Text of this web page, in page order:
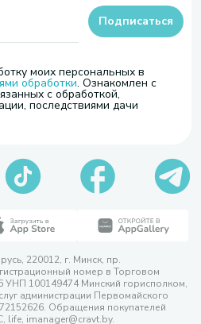
моих персональных в
обработки. Ознакомлен с
с обработкой,
последствиями дачи
Подписаться
220012, г. Минск, пр.
номер в Торговом
УНП 100149474 Минский горисполком,
администрации Первомайского
Обращения покупателей
life, imanager@cravt.by.